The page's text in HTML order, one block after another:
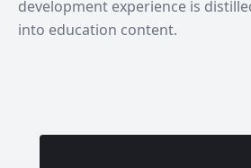
development experience is
into education content.